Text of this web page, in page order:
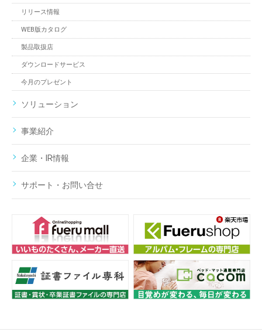
リリース情報
WEB版カタログ
製品取扱店
ダウンロードサービス
今月のプレゼント
ソリューション
事業紹介
企業・IR情報
サポート・お問い合せ